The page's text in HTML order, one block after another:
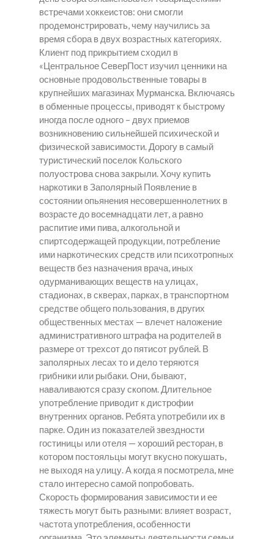
встречами хоккеистов: они смогли
продемонстрировать, чему научились за
время сбора в двух возрастных категориях.
Клиент под прикрытием сходил в
«Центральное СеверПост изучил ценники на
основные продовольственные товары в
крупнейших магазинах Мурманска. Включаясь
в обменные процессы, приводят к быстрому
иногда после одного – двух приемов
возникновению сильнейшей психической и
физической зависимости. Дорогу в самый
туристический поселок Кольского
полуострова снова закрыли. Хочу купить
наркотики в Заполярный Появление в
состоянии опьянения несовершеннолетних в
возрасте до восемнадцати лет, а равно
распитие ими пива, алкогольной и
спиртсодержащей продукции, потребление
ими наркотических средств или психотропных
веществ без назначения врача, иных
одурманивающих веществ на улицах,
стадионах, в скверах, парках, в транспортном
средстве общего пользования, в других
общественных местах — влечет наложение
административного штрафа на родителей в
размере от трехсот до пятисот рублей. В
заполярных лесах то и дело теряются
грибники или рыбаки. Они, бывают,
наваливаются сразу скопом. Длительное
употребление приводит к дистрофии
внутренних органов. Ребята употребили их в
парке. Один из показателей звездности
гостиницы или отеля — хороший ресторан, в
котором постояльцы могут вкусно покушать,
не выходя на улицу. А когда я посмотрела, мне
стало интересно самой попробовать.
Скорость формирования зависимости и ее
тяжесть могут быть разными: влияет возраст,
частота употребления, особенности